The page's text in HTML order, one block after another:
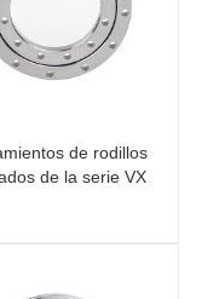
de rodillos
de la serie VX